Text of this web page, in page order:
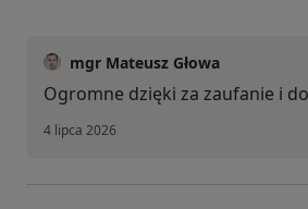
mgr Mateusz Głowa
Ogromne dzięki za zaufanie i
4 lipca 2026